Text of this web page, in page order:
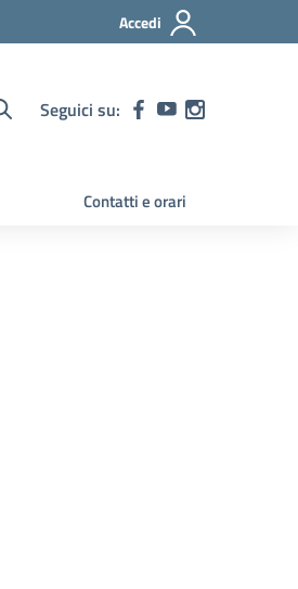
Accedi
Seguici su:
Contatti e orari